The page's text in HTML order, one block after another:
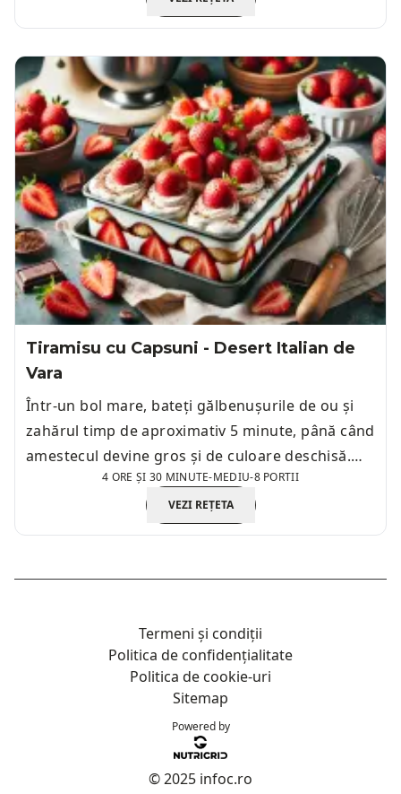
Tiramisu cu Capsuni - Desert Italian de
Vara
Într-un bol mare, bateți gălbenușurile de ou și
zahărul timp de aproximativ 5 minute, până când
amestecul devine gros și de culoare deschisă.
Este important să bateți bine pentru a obține o
consistență aerată.
4 ORE ȘI 30 MINUTE-MEDIU-8 PORTII
VEZI REȚETA
Termeni și condiții
Politica de confidențialitate
Politica de cookie-uri
Sitemap
Powered by
© 2025 infoc.ro